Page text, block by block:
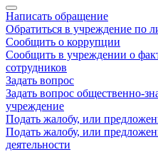
Написать обращение
Обратиться в учреждение по
Сообщить о коррупции
Сообщить в учреждении о
сотрудников
Задать вопрос
Задать вопрос общественно-
учреждение
Подать жалобу, или
Подать жалобу, или
деятельности